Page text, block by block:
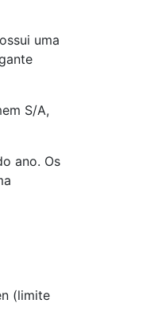
uma
S/A,
ano. Os
(limite